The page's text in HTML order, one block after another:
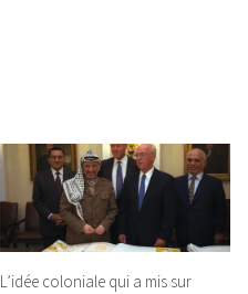
L’idée coloniale qui a mis sur